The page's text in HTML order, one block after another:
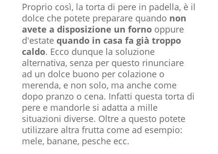
Proprio così, la torta di pere in padella, è il
dolce che potete preparare quando non
avete a disposizione un fornooppure
d'estate quando in casa fa già troppo
caldo. Ecco dunque la soluzione
alternativa, senza per questo rinunciare
ad un dolce buono per colazione o
merenda, e non solo, ma anche come
dopo pranzo o cena. Infatti questa torta di
pere e mandorle si adatta a mille
situazioni diverse. Oltre a questo potete
utilizzare altra frutta come ad esempio:
mele, banane, pesche ecc.